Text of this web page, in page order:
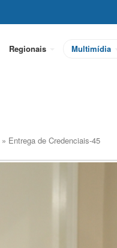
Regionais Multimídia
» Entrega de Credenciais-45